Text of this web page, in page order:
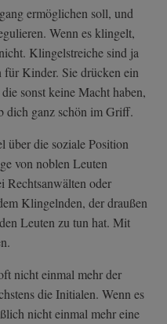
ermöglichen soll, und
Wenn es klingelt,
Klingelstreiche sind ja
Kinder. Sie drücken ein
sonst keine Macht haben,
dich ganz schön im Griff.
die soziale Position
von noblen Leuten
Rechtsanwälten oder
Klingelnden, der draußen
Leuten zu tun hat. Mit
nicht einmal mehr der
die Initialen. Wenn es
nicht einmal mehr eine